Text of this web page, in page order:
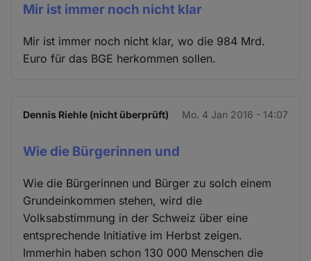
Mir ist immer noch nicht klar
Mir ist immer noch nicht klar, wo die 984 Mrd.
Euro für das BGE herkommen sollen.
Dennis Riehle (nicht überprüft) Mo. 4 Jan 2016 - 14:07
Wie die Bürgerinnen und
Wie die Bürgerinnen und Bürger zu solch einem
Grundeinkommen stehen, wird die
Volksabstimmung in der Schweiz über eine
entsprechende Initiative im Herbst zeigen.
Immerhin haben schon 130 000 Menschen die